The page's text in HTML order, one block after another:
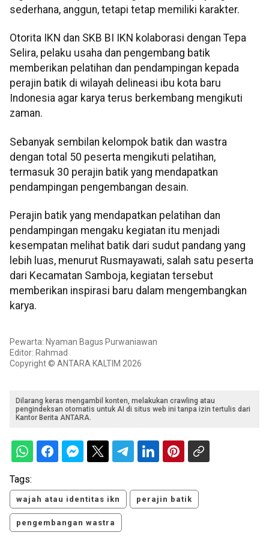
sederhana, anggun, tetapi tetap memiliki karakter.
Otorita IKN dan SKB BI IKN kolaborasi dengan Tepa
Selira, pelaku usaha dan pengembang batik
memberikan pelatihan dan pendampingan kepada
perajin batik di wilayah delineasi ibu kota baru
Indonesia agar karya terus berkembang mengikuti
zaman.
Sebanyak sembilan kelompok batik dan wastra
dengan total 50 peserta mengikuti pelatihan,
termasuk 30 perajin batik yang mendapatkan
pendampingan pengembangan desain.
Perajin batik yang mendapatkan pelatihan dan
pendampingan mengaku kegiatan itu menjadi
kesempatan melihat batik dari sudut pandang yang
lebih luas, menurut Rusmayawati, salah satu peserta
dari Kecamatan Samboja, kegiatan tersebut
memberikan inspirasi baru dalam mengembangkan
karya.
Pewarta: Nyaman Bagus Purwaniawan
Editor: Rahmad
Copyright © ANTARA KALTIM 2026
Dilarang keras mengambil konten, melakukan crawling atau
pengindeksan otomatis untuk AI di situs web ini tanpa izin tertulis dari
Kantor Berita ANTARA.
Tags:
wajah atau identitas ikn perajin batik
pengembangan wastra